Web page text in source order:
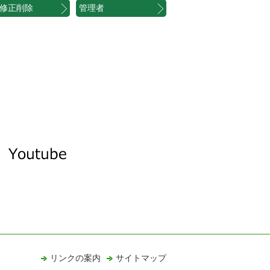
正削除 管理者
リンクの案内 サイトマップ